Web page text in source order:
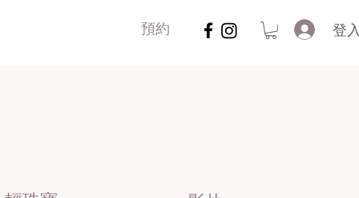
預約 登